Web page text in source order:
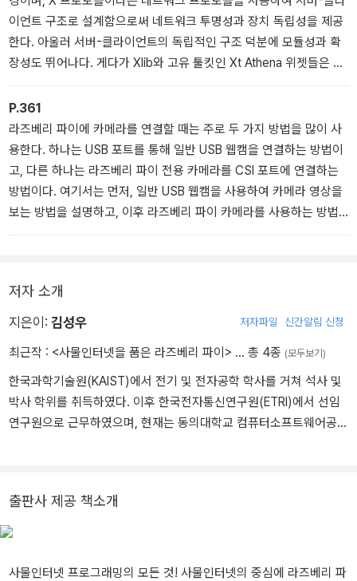
이언트 구조로 설계함으로써 네트워크 투명성과 장치 독립성을 제공
한다. 아울러 서버-클라이언트의 독립적인 구조 덕분에 모듈성과 확
장성도 뛰어나다. 게다가 Xlib와 고유 툴킷인 Xt Athena 위젯들은 기
본적인 기능만을 제공하고, 세부적인 많은 윈도우 자원들은 정해지지
않았으므로 다양한 기능을 추가한 사용자 인터페이스를 적용할 수 있
다. 또한, 21세기에 들어와서도 이미지 합성, 폰트 설정 지원, OpenG
L의 3D 가속 기능을 활용하는 등 계속 발전이 이루어지고 있다.
P.361
라즈베리 파이에 카메라를 연결할 때는 주로 두 가지 방법을 많이 사
용한다. 하나는 USB 포트를 통해 일반 USB 웹캠을 연결하는 방법이
고, 다른 하나는 라즈베리 파이 전용 카메라를 CSI 포트에 연결하는
방법이다. 여기서는 먼저, 일반 USB 웹캠을 사용하여 카메라 영상을
보는 방법을 설명하고, 이후 라즈베리 파이 카메라를 사용하는 방법
을 다룰 것이다.
저자 소개
지은이: 김성우 저자파일 신간알림 신청
최근작 : <사물인터넷을 품은 라즈베리 파이> … 총 4종 (모두보기)
한국과학기술원(KAIST)에서 전기 및 전자공학 학사를 거쳐 석사 및
박사 학위를 취득하였다. 이후 한국전자통신연구원(ETRI)에서 선임
연구원으로 근무하였으며, 현재는 동의대학교 컴퓨터소프트웨어공학
출판사 제공 책소개
사물인터넷 프로그래밍의 모든 것! 사물인터넷의 중심에 라즈베리 파